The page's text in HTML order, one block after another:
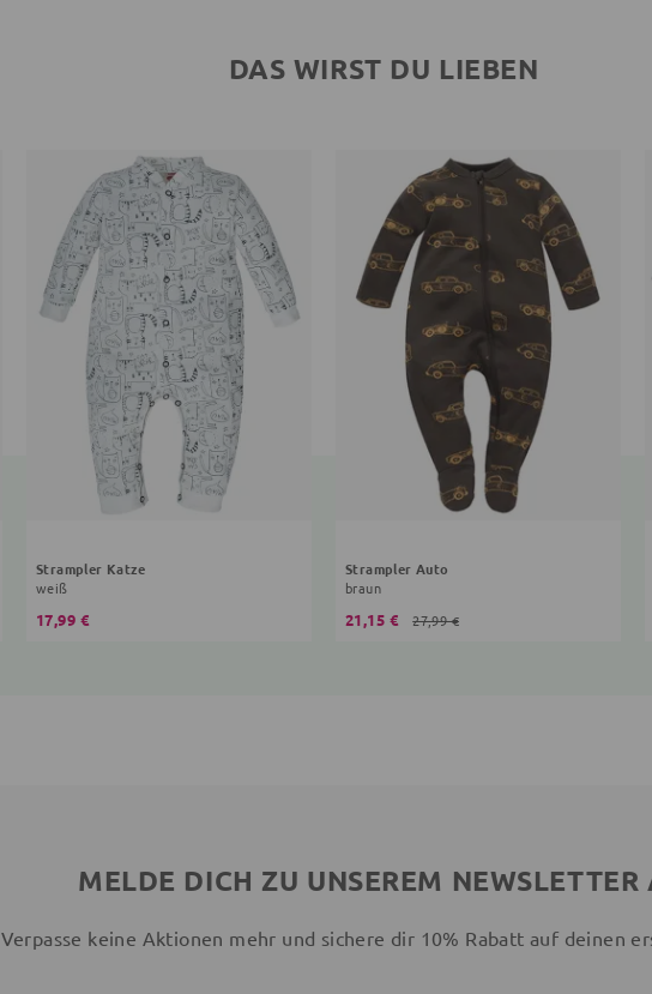
DAS WIRST DU LIEBEN
Strampler Katze
weiß
17,99 €
Strampler Auto
braun
21,15 € 27,99 €
MELDE DICH ZU UNSEREM NEWSLETTER
Verpasse keine Aktionen mehr und sichere dir 10% Rabatt auf deinen